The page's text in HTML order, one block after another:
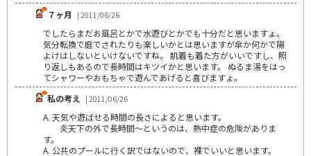
７ヶ月
| 2011/06/26
でしたらまだお風呂とかで水遊びとかでも十分だと思いますょ。
気分転換で庭でされたりも楽しいかとは思いますが傘か何かで陽
よけはしないといけないですね。 肌着も着た方がいいですし、照
り返しもあるので長時間はキツイかと思います。 ぬるま湯をはっ
てシャワーやおもちゃで遊んであげると喜びますょ。
私の考え
| 2011/06/26
A. 天気や遊ばせる時間の長さによると思います。
炎天下の外で長時間～というのは、熱中症の危険がありま
す。
A. 公共のプールに行く訳ではないので、裸でいいと思います。